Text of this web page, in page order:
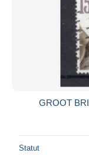
GROOT
Statut